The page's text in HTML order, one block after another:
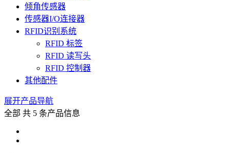
倾角传感器
传感器I/O连接器
RFID识别系统
RFID 标签
RFID 读写头
RFID 控制器
其他配件
展开产品导航
全部 共 5 条产品信息